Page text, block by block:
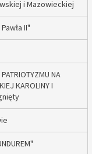
i Mazowieckiej
II"
NA
KAROLINY I